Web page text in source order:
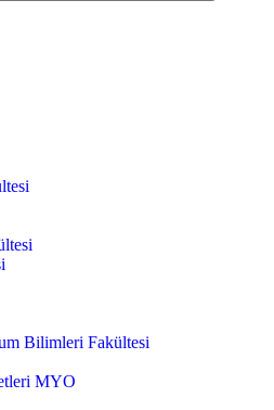
Bilimleri Fakültesi
MYO